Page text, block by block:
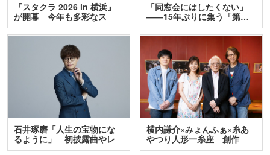
『スタクラ 2026 in 横浜』
が開幕 今年も多彩なス
テ…
「同窓会にはしたくない」
――15年ぶりに集う「第…
石井琢磨「人生の宝物にな
るように」 初披露曲やレ
ア…
横内謙介×みょんふぁ×糸あ
やつり人形一糸座 創作
人…